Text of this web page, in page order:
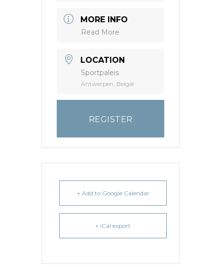
MORE INFO
Read More
LOCATION
Sportpaleis
Antwerpen, België
REGISTER
+ Add to Google Calendar
+ iCal export